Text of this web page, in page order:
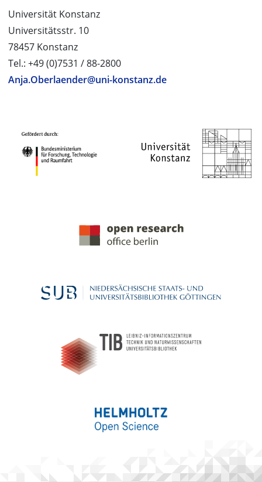
Universität Konstanz
Universitätsstr. 10
78457 Konstanz
Tel.: +49 (0)7531 / 88-2800
Anja.Oberlaender@uni-konstanz.de